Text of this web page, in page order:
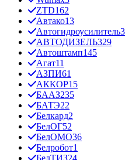
ZTD162
Автако13
Автогидроусилитель3
АВТОДИЗЕЛЬ329
Автоштамп145
Агат11
АЗПИ61
АККОР15
БААЗ235
БАТЭ22
Белкард2
БелОГ52
БелОМО36
Белробот1
БелТИЗ24